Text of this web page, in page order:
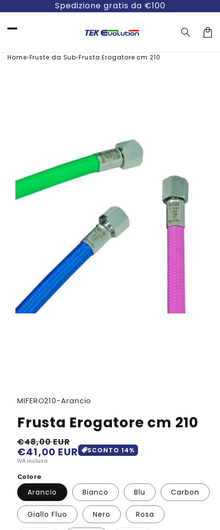
Spedizione gratis da €100
Home›Fruste da Sub›Frusta Erogatore cm 210
SKU:
MIFERO210-Arancio
Frusta Erogatore cm 210
Prezzo
di
listino
€41,00 EUR
Prezzo
scontato
€48,00 EUR
IVA inclusa
SCONTO 14%
Colore
Arancio Bianco Blu Carbon
Giallo Fluo Nero Rosa